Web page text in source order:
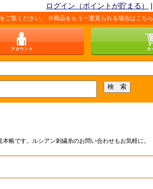
ログイン（ポイントが貯まる） |
ださい。 ※商品をもう一度見られる場合はこちら。 ⇒
帳です。ルシアン刺繍糸のお問い合わせもお気軽に。